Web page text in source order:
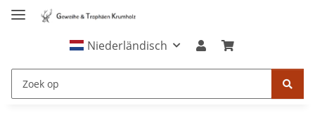
Niederländisch